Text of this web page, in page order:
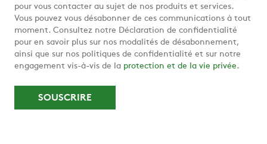
pour vous contacter au sujet de nos produits et services.
Vous pouvez vous désabonner de ces communications à tout
moment. Consultez notre Déclaration de confidentialité
pour en savoir plus sur nos modalités de désabonnement,
ainsi que sur nos politiques de confidentialité et sur notre
engagement vis-à-vis de la protection et de la vie privée.